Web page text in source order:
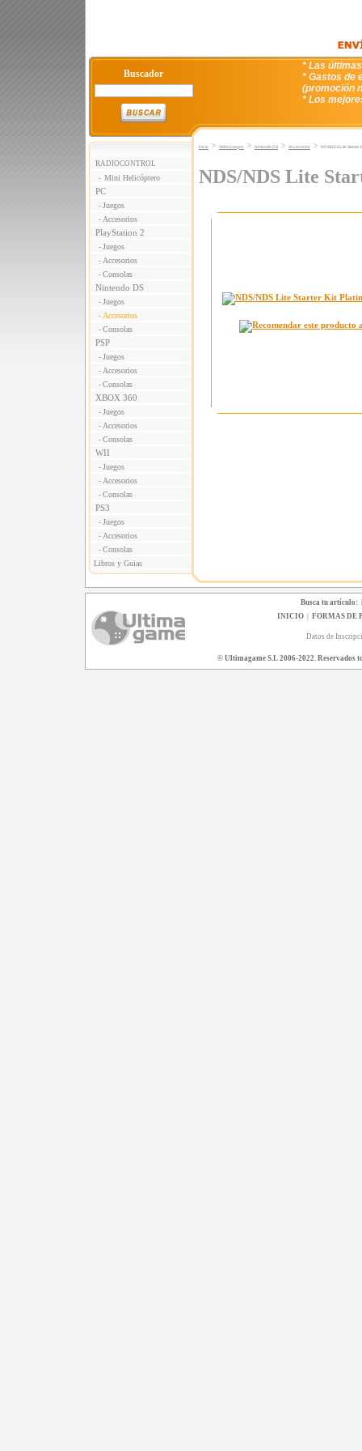
Buscador
* Las
* Gastos de
(promoción
* Los
RADIOCONTROL
- Mini Helicóptero
PC
- Juegos
- Accesorios
PlayStation 2
- Juegos
- Accesorios
- Consolas
Nintendo DS
- Juegos
- Accesorios
- Consolas
PSP
- Juegos
- Accesorios
- Consolas
XBOX 360
- Juegos
- Accesorios
- Consolas
WII
- Juegos
- Accesorios
- Consolas
PS3
- Juegos
- Accesorios
- Consolas
Libros y Guias
Inicio > VideoJuegos > Nintendo DS > Accesorios > NDS/NDS Lite Starter
NDS/NDS Lite
Busca tu artículo:
INICIO| FORMAS DE
Datos de
© Ultimagame S.L 2006-2022. Reservados